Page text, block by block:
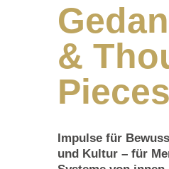
&
Pieces
Impulse für
und Kultur – für